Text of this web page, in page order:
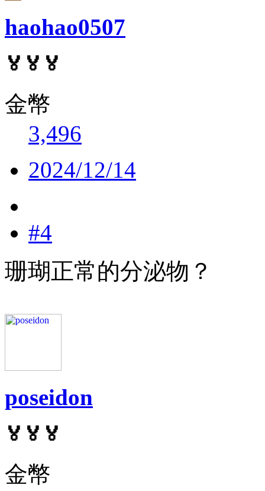
haohao0507
🏅🏅🏅
金幣
3,496
2024/12/14
#4
珊瑚正常的分泌物？
poseidon
🏅🏅🏅
金幣